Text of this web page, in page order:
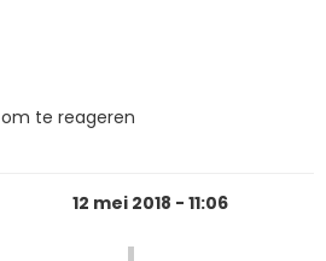
om te reageren
12 mei 2018 - 11:06